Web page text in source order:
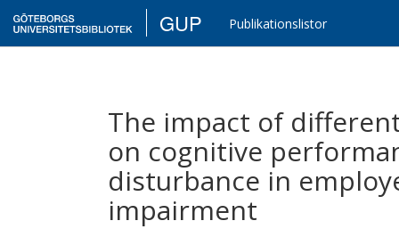
GUP Publikationslistor
The impact of
on cognitive
disturbance in
impairment